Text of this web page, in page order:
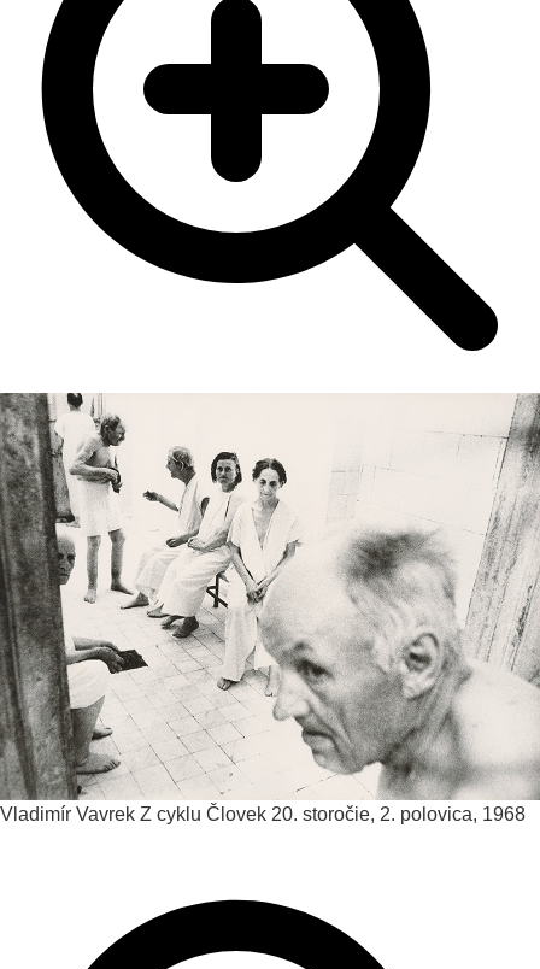
Vladimír Vavrek Z cyklu Človek 20. storočie, 2. polovica, 1968